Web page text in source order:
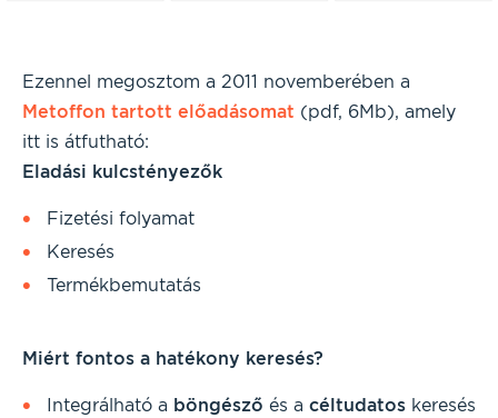
Ezennel megosztom a 2011 novemberében a
Metoffon tartott előadásomat (pdf, 6Mb), amely
itt is átfutható:
Eladási kulcstényezők
Fizetési folyamat
Keresés
Termékbemutatás
Miért fontos a hatékony keresés?
Integrálható a böngésző és a céltudatos keresés